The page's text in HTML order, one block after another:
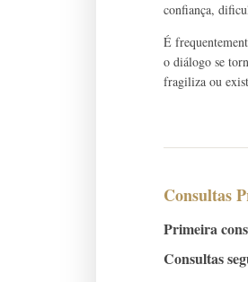
confiança,
É
o diálogo se
fragiliza ou
Consultas
Primeira
Consultas